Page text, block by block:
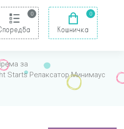
0 0
Кошничка
за
Starts Релаксатор Минимаус